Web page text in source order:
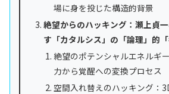
場に身を投じた構造的背景
絶望からのハッキング：瀬上貞
す「カタルシス」の「論理」的「
絶望のポテンシャルエネルギ
力から覚醒への変換プロセス
空間入れ替えのハッキング：